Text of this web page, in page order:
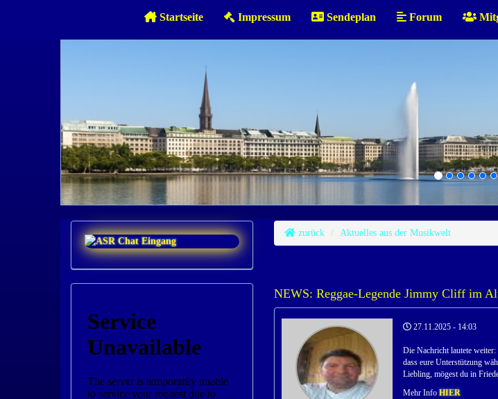
Startseite Impressum Sendeplan Forum
zurück Aktuelles aus der Musikwelt
NEWS: Reggae-Legende Jimmy Cliff im
27.11.2025 - 14:03
Die Nachricht lautete
dass eure Unterstützung
Liebling, mögest du in
Mehr Info HIER